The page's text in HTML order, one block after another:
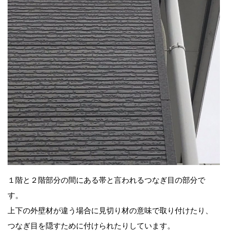
１階と２階部分の間にある帯と言われるつなぎ目の部分で
す。
上下の外壁材が違う場合に見切り材の意味で取り付けたり、
つなぎ目を隠すために付けられたりしています。